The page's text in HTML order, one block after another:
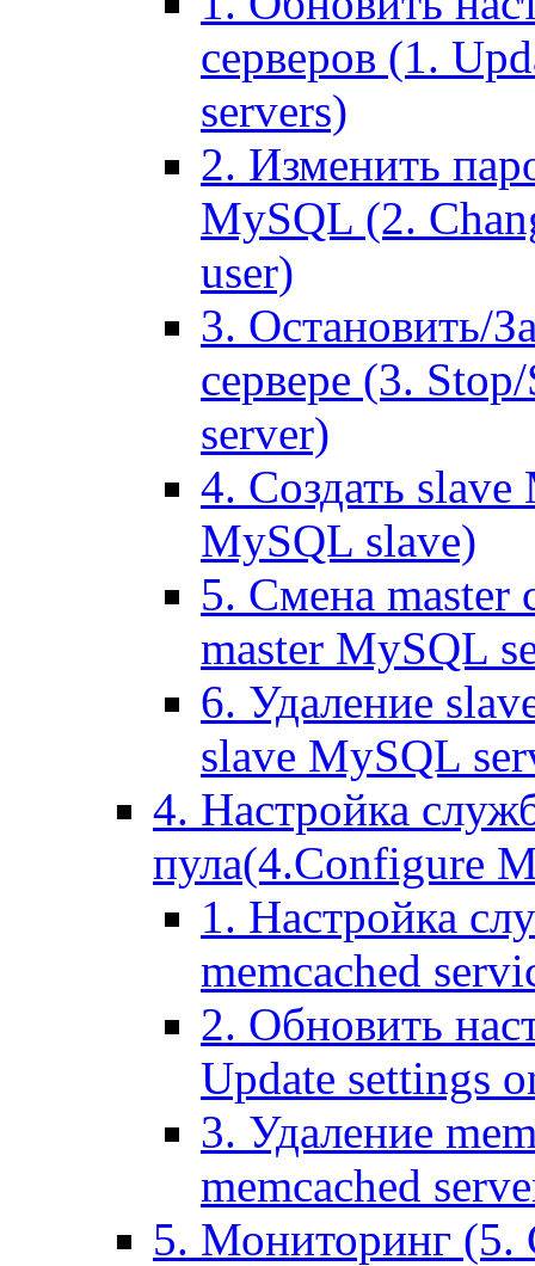
серверов (1.
servers)
2. Изменить
MySQL (2.
user)
3. Остановить/
сервере (3.
server)
4. Создать
MySQL slave)
5. Смена master
master MySQL
6. Удаление
slave MySQL
4. Настройка
пула(4.Configure
1. Настройка
memcached
2. Обновить
Update settings
3. Удаление
memcached
5. Мониторинг (5.